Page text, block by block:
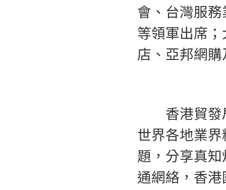
會、台灣服
等領軍出席
店、亞邦網
香港貿發局
世界各地業
題，分享真
通網絡，香